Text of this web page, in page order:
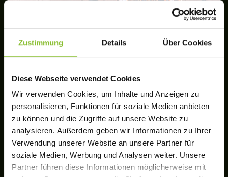
Zustimmung Details Über Cookies
Diese Webseite verwendet Cookies
Wir verwenden Cookies, um Inhalte und Anzeigen zu
personalisieren, Funktionen für soziale Medien anbieten
zu können und die Zugriffe auf unsere Website zu
analysieren. Außerdem geben wir Informationen zu Ihrer
Verwendung unserer Website an unsere Partner für
soziale Medien, Werbung und Analysen weiter. Unsere
Partner führen diese Informationen möglicherweise mit